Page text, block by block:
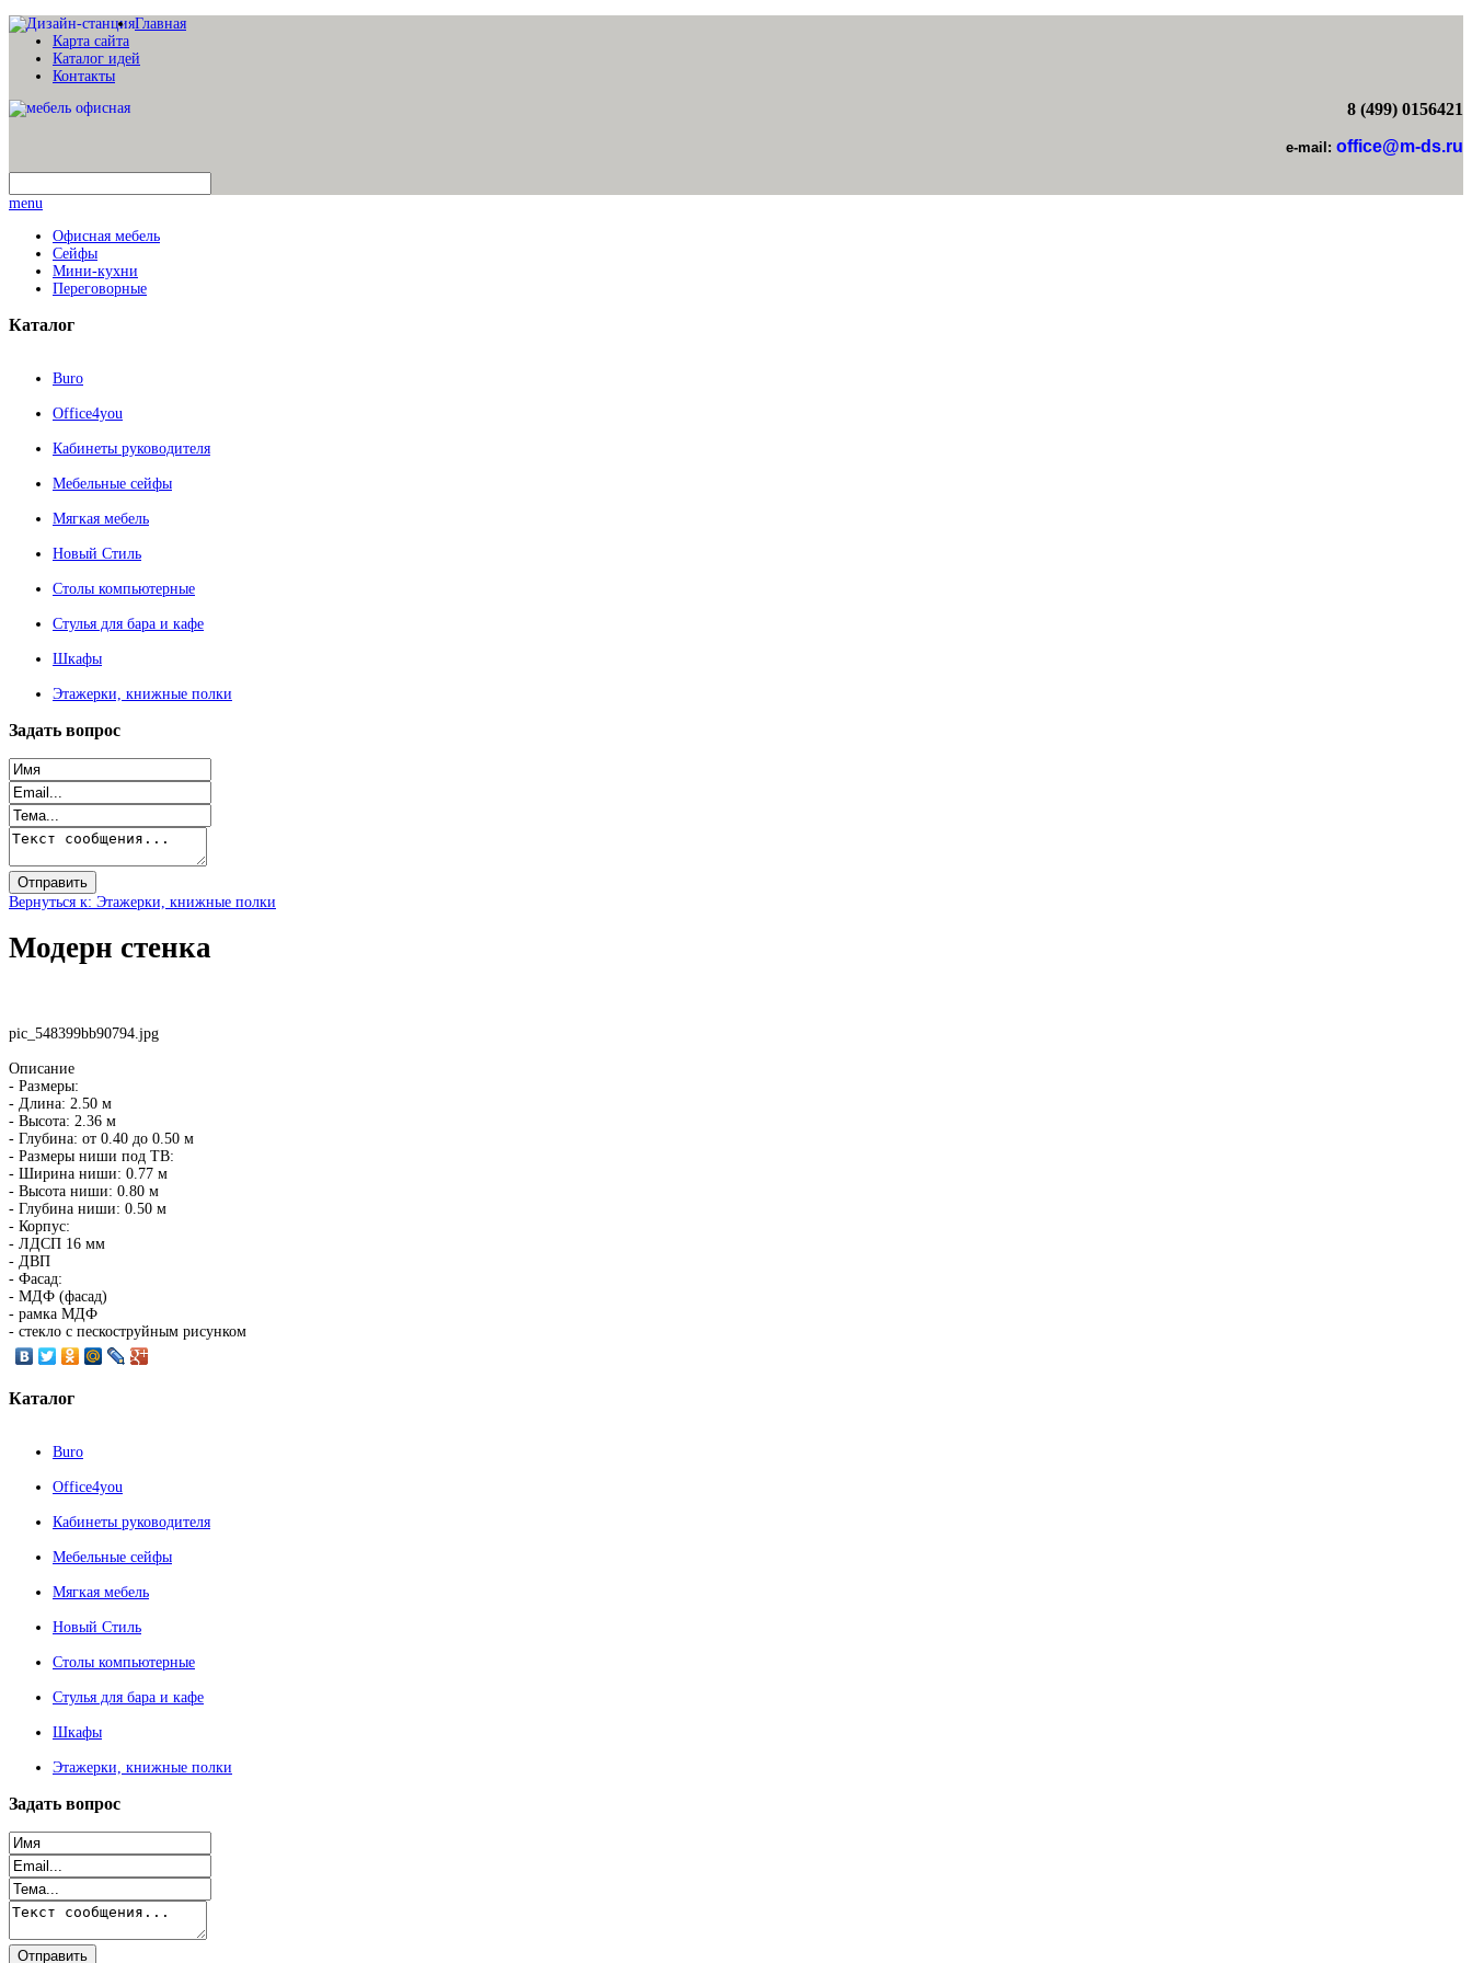
Главная
Карта сайта
Каталог идей
Контакты
8 (499) 0156421
e-mail: office@m-ds.ru
menu
Офисная мебель
Сейфы
Мини-кухни
Переговорные
Каталог
Buro
Office4you
Кабинеты руководителя
Мебельные сейфы
Мягкая мебель
Новый Стиль
Столы компьютерные
Стулья для бара и кафе
Шкафы
Этажерки, книжные полки
Задать вопрос
Вернуться к: Этажерки, книжные полки
Модерн стенка
pic_548399bb90794.jpg
Описание
- Размеры:
- Длина: 2.50 м
- Высота: 2.36 м
- Глубина: от 0.40 до 0.50 м
- Размеры ниши под ТВ:
- Ширина ниши: 0.77 м
- Высота ниши: 0.80 м
- Глубина ниши: 0.50 м
- Корпус:
- ЛДСП 16 мм
- ДВП
- Фасад:
- МДФ (фасад)
- рамка МДФ
- стекло с пескоструйным рисунком
Каталог
Buro
Office4you
Кабинеты руководителя
Мебельные сейфы
Мягкая мебель
Новый Стиль
Столы компьютерные
Стулья для бара и кафе
Шкафы
Этажерки, книжные полки
Задать вопрос